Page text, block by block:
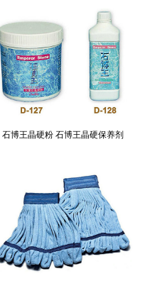
石博王晶硬粉 石博王晶硬保养剂